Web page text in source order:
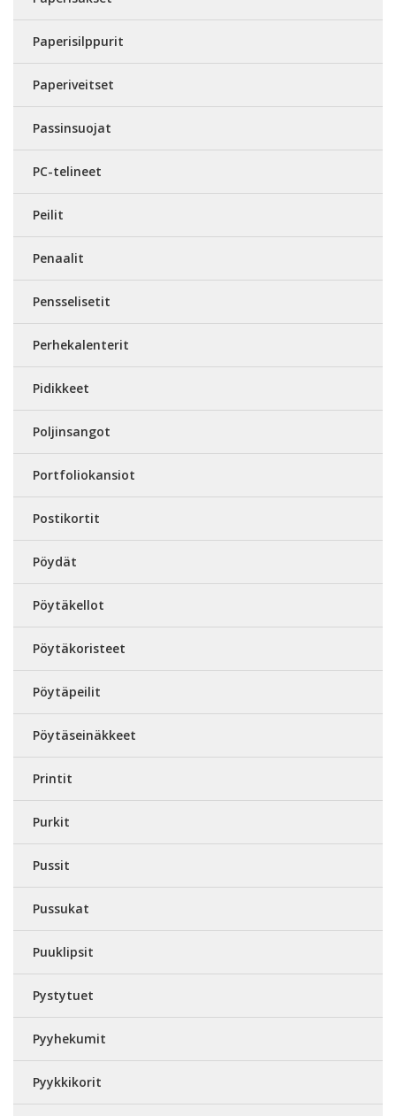
Paperisilppurit
Paperiveitset
Passinsuojat
PC-telineet
Peilit
Penaalit
Pensselisetit
Perhekalenterit
Pidikkeet
Poljinsangot
Portfoliokansiot
Postikortit
Pöydät
Pöytäkellot
Pöytäkoristeet
Pöytäpeilit
Pöytäseinäkkeet
Printit
Purkit
Pussit
Pussukat
Puuklipsit
Pystytuet
Pyyhekumit
Pyykkikorit